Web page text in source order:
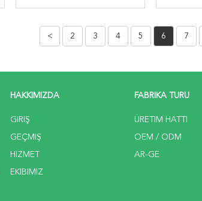
< 2 3 4 5 6 7
HAKKIMIZDA
GIRIŞ
GEÇMIŞ
HIZMET
EKIBIMIZ
FABRIKA TURU
ÜRETIM HATTI
OEM / ODM
AR-GE